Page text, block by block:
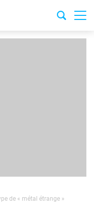
de « métal étrange »